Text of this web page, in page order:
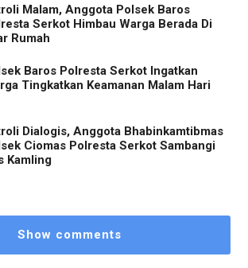
Malam, Anggota Polsek Baros
Serkot Himbau Warga Berada Di
Rumah
Baros Polresta Serkot Ingatkan
Tingkatkan Keamanan Malam Hari
Dialogis, Anggota Bhabinkamtibmas
Ciomas Polresta Serkot Sambangi
Kamling
Show comments